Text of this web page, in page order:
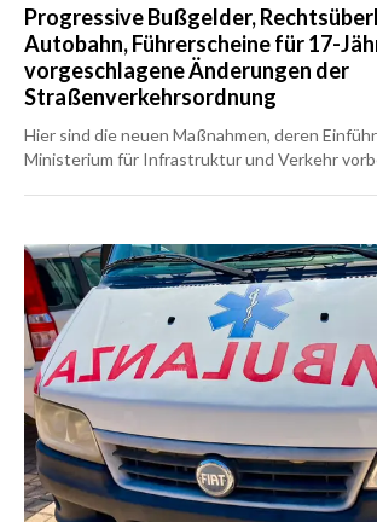
Progressive Bußgelder,
Autobahn, Führerscheine für 17-
vorgeschlagene Änderungen der
Straßenverkehrsordnung
Hier sind die neuen Maßnahmen, deren
Ministerium für Infrastruktur und Verkehr